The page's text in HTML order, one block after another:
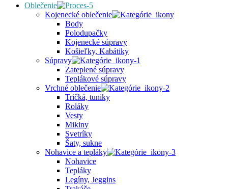
Oblečenie
Kojenecké oblečenie
Body
Polodupačky
Kojenecké súpravy
Košieľky, Kabátiky
Súpravy
Zateplené súpravy
Teplákové súpravy
Vrchné oblečenie
Tričká, tuniky
Roláky
Vesty
Mikiny
Svetríky
Šaty, sukne
Nohavice a tepláky
Nohavice
Tepláky
Legíny, Jeggins